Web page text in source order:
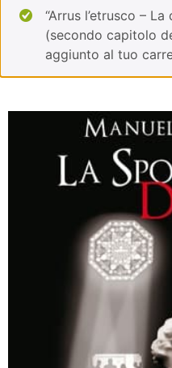
“Arrus l’etrusco –
(secondo capitolo
aggiunto al tuo